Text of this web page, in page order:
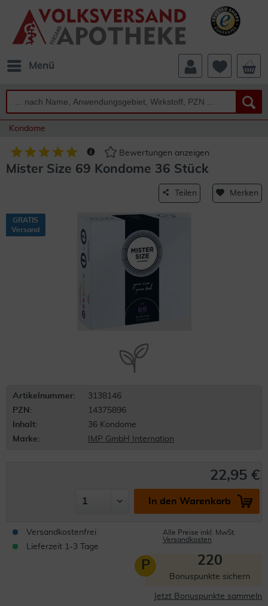
Menü
Kondome
Bewertungen anzeigen
Mister Size 69 Kondome 36 Stück
Teilen Merken
GRATIS
Versand
Artikelnummer:
3138146
PZN:
14375896
Inhalt:
36 Kondome
Marke:
IMP GmbH Internation
22,95 €
In den Warenkorb
Versandkostenfrei
Lieferzeit 1-3 Tage
Alle Preise inkl. MwSt.
Versandkosten
P 220
Bonuspunkte sichern
Jetzt Bonuspunkte sammeln